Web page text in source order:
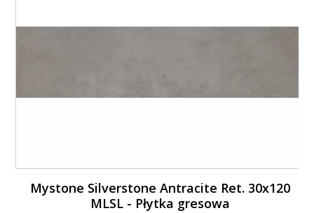
Mystone Silverstone Antracite Ret. 30x120
MLSL - Płytka gresowa